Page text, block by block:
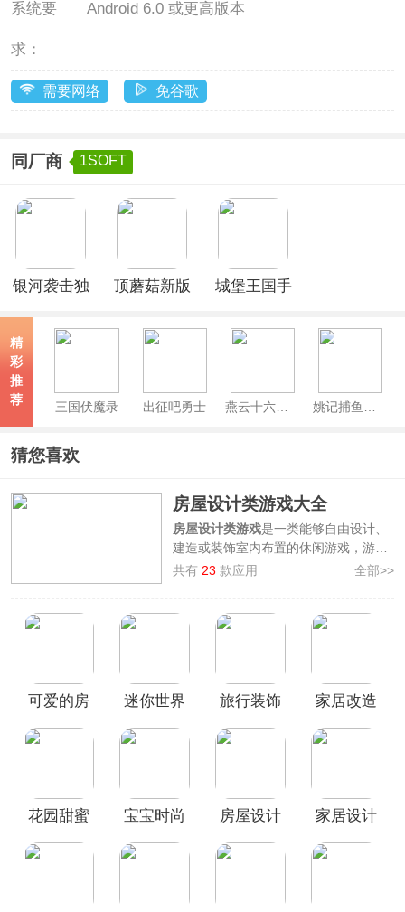
系统要
求：
Android 6.0 或更高版本
需要网络 免谷歌
同厂商 1SOFT
银河袭击独
版
顶蘑菇新版
城堡王国手
精
彩
推
荐
三国伏魔录 出征吧勇士
猜您喜欢
房屋设计类游戏大全
房屋设计类游戏是一类能够自由设计、
建造或装饰室内布置的休闲游戏，游戏
具有较高的自由度，玩家可以发挥自己
3322软件站整理汇集了一批好玩的房屋
设计改造王、梦想家园
等手机游戏，欢
迎广大用户前来本站免费下载畅玩！
共有 23 款应用 全部>>
可爱的房
迷你世界
旅行装饰
家居改造
花园甜蜜
宝宝时尚
房屋设计
家居设计